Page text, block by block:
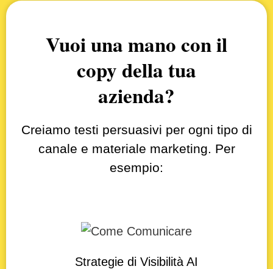
Vuoi una mano con il
copy della tua
azienda?
Creiamo testi persuasivi per ogni tipo di
canale e materiale marketing. Per
esempio:
Strategie di Visibilità AI